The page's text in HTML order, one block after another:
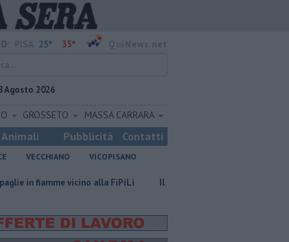
25° 35°
Agosto 2026
GROSSETO MASSA CARRARA
Animali Pubblicità Contatti
VECCHIANO VICOPISANO
vicino alla FiPiLi Il Pisa batte in amichevole il Bologna